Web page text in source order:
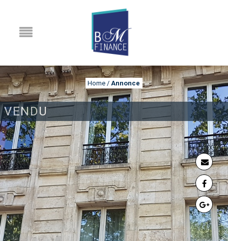
VENDU
Home / Annonce
ANNONCE